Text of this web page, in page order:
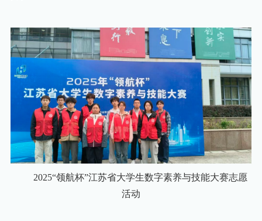
2025“领航杯”江苏省大学生数字素养与技能大赛志愿
活动